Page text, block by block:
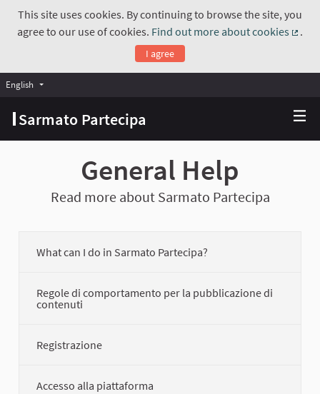
This site uses cookies. By continuing to browse the site, you
agree to our use of cookies. Find out more about cookies
.
I agree
Sarmato Partecipa
English Choose language
General Help
Read more about Sarmato Partecipa
What can I do in Sarmato Partecipa?
Regole di comportamento per la pubblicazione di
contenuti
Registrazione
Accesso alla piattaforma